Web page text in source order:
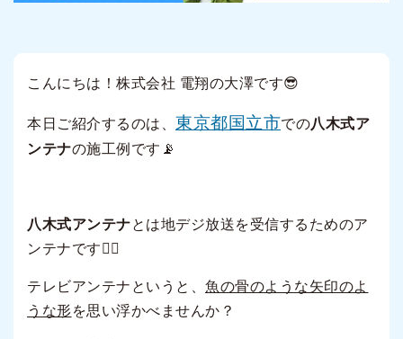
こんにちは！株式会社 電翔の大澤です😎
本日ご紹介するのは、 東京都国立市での八木式ア
ンテナの施工例です📡
八木式アンテナとは地デジ放送を受信するためのア
ンテナです🙆‍♂️
テレビアンテナというと、 魚の骨のような矢印のよ
うな形を思い浮かべませんか？